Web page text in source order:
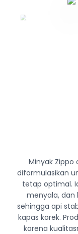
Minyak Zippo
diformulasikan
tetap optimal.
menyala, dan
sehingga api
kapas korek.
karena